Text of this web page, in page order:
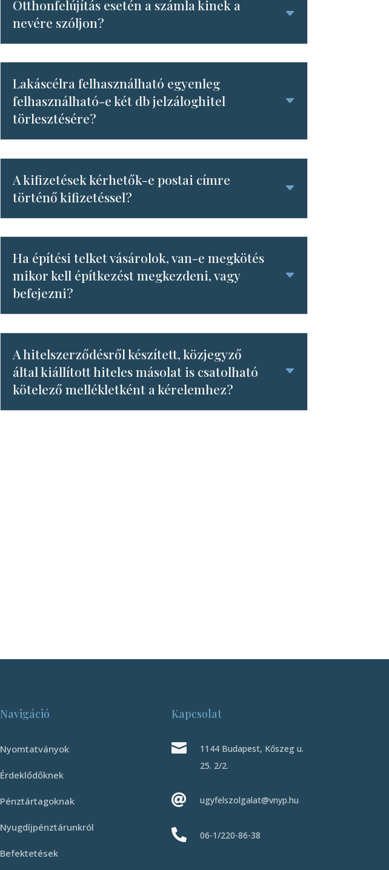
Otthonfelújítás esetén a számla kinek a
nevére szóljon?
Lakáscélra felhasználható egyenleg
felhasználható-e két db jelzáloghitel
törlesztésére?
A kifizetések kérhetők-e postai címre
történő kifizetéssel?
Ha építési telket vásárolok, van-e megkötés
mikor kell építkezést megkezdeni, vagy
befejezni?
A hitelszerződésről készített, közjegyző
által kiállított hiteles másolat is csatolható
kötelező mellékletként a kérelemhez?
Navigáció
Nyomtatványok
Érdeklődőknek
Pénztártagoknak
Nyugdíjpénztárunkról
Befektetések
Kapcsolat

1144 Budapest, Kőszeg u.
25. 2/2.
 ugyfelszolgalat@vnyp.hu
 06-1/220-86-38